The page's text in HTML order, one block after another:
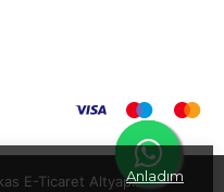
Anladım
E-Ticaret Altyapısı ile